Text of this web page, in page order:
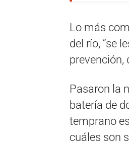
Lo más
del río, “se
prevención,
Pasaron la
batería de
temprano
cuáles son